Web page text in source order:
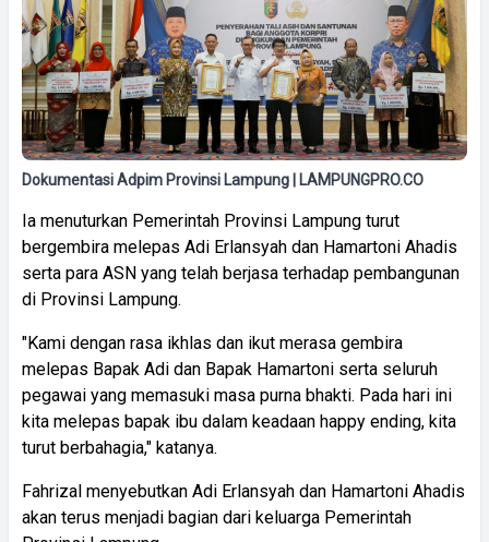
Dokumentasi Adpim Provinsi Lampung | LAMPUNGPRO.CO
Ia menuturkan Pemerintah Provinsi Lampung turut
bergembira melepas Adi Erlansyah dan Hamartoni Ahadis
serta para ASN yang telah berjasa terhadap pembangunan
di Provinsi Lampung.
"Kami dengan rasa ikhlas dan ikut merasa gembira
melepas Bapak Adi dan Bapak Hamartoni serta seluruh
pegawai yang memasuki masa purna bhakti. Pada hari ini
kita melepas bapak ibu dalam keadaan happy ending, kita
turut berbahagia," katanya.
Fahrizal menyebutkan Adi Erlansyah dan Hamartoni Ahadis
akan terus menjadi bagian dari keluarga Pemerintah